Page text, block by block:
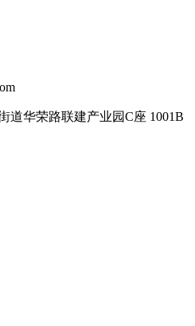
道华荣路联建产业园C座 1001B